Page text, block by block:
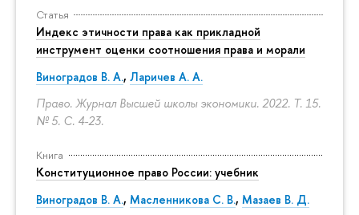
Статья
Индекс этичности права как прикладной
инструмент оценки соотношения права и морали
Виноградов В. А., Ларичев А. А.
Право. Журнал Высшей школы экономики. 2022. Т. 15.
№ 5. С. 4-23.
Книга
Конституционное право России: учебник
Виноградов В. А., Масленникова С. В., Мазаев В. Д.